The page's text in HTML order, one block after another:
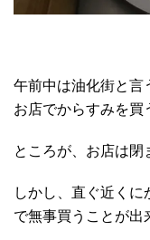
午前中は油化街と言
お店でからすみを買
ところが、お店は閉
しかし、直ぐ近く
で無事買うことが出